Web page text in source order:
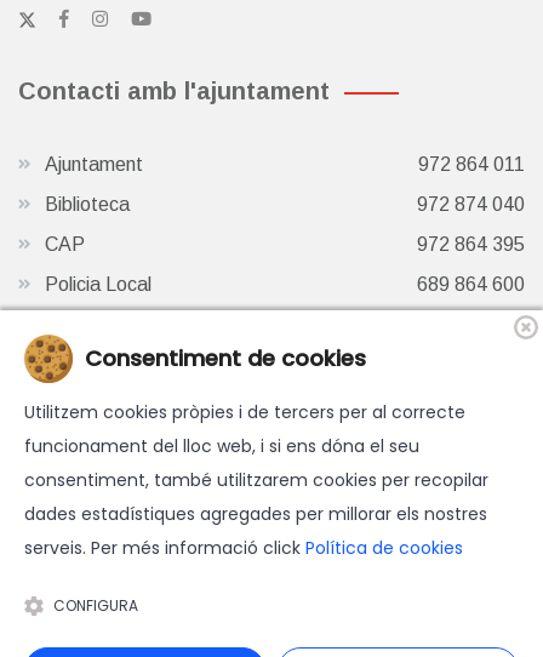
Contacti amb l'ajuntament
Ajuntament
972 864 011
Biblioteca
972 874 040
CAP
972 864 395
Policia Local
689 864 600
972 87 41 65
© 2026 Ajuntament d'Hostalric - Tots els drets reservats.
Avís legal
Consentiment de cookies
Utilitzem cookies pròpies i de tercers per al correcte
funcionament del lloc web, i si ens dóna el seu
consentiment, també utilitzarem cookies per recopilar
dades estadístiques agregades per millorar els nostres
serveis. Per més informació click Política de cookies
CONFIGURA